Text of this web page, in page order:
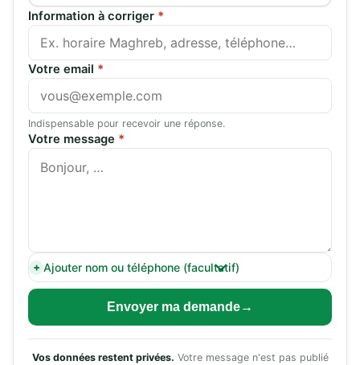
Information à corriger *
Votre email *
Indispensable pour recevoir une réponse.
Votre message *
Ajouter nom ou téléphone (facultatif)
Envoyer ma demande
Vos données restent privées. Votre message n'est pas publié